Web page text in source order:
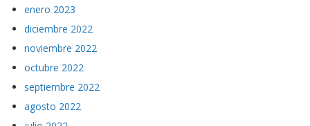
enero 2023
diciembre 2022
noviembre 2022
octubre 2022
septiembre 2022
agosto 2022